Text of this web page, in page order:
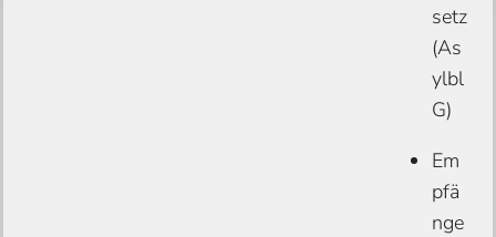
setz
(As
ylbl
G)
Em
pfä
nge